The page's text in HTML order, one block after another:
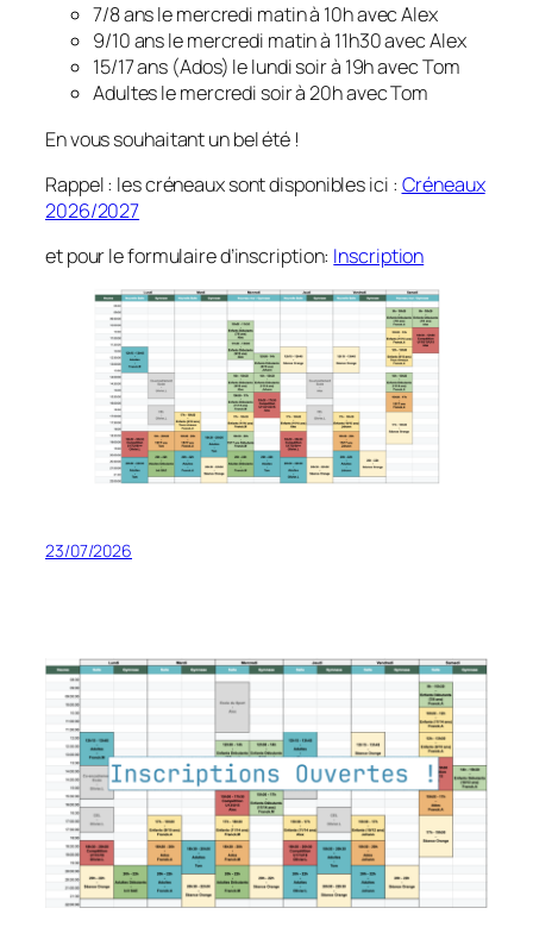
7/8 ans le mercredi matin à 10h avec Alex
9/10 ans le mercredi matin à 11h30 avec Alex
15/17 ans (Ados) le lundi soir à 19h avec Tom
Adultes le mercredi soir à 20h avec Tom
En vous souhaitant un bel été !
Rappel : les créneaux sont disponibles ici : Créneaux
2026/2027
et pour le formulaire d’inscription: Inscription
23/07/2026